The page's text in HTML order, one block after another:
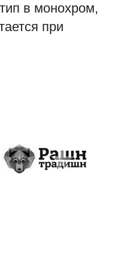
в монохром,
при